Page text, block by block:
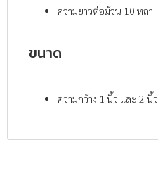
ความยาวต่อม้วน 10 หลา
ขนาด
ความกว้าง 1 นิ้ว และ 2 นิ้ว